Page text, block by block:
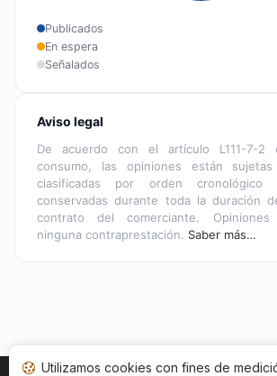
Publicados
En espera
Señalados
Aviso legal
De acuerdo con el artículo L111-7-2
consumo, las opiniones están
clasificadas por orden cronológico
conservadas durante toda la duración
contrato del comerciante.
ninguna contraprestación. Saber más…
Utilizamos cookies con fines de